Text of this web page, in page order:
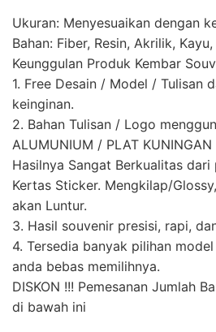
Ukuran: Menyesuaikan dengan
Bahan: Fiber, Resin, Akrilik,
Keunggulan Produk Kembar
1. Free Desain / Model / Tulisan
keinginan.
2. Bahan Tulisan / Logo
ALUMUNIUM / PLAT
Hasilnya Sangat Berkualitas
Kertas Sticker. Mengkilap/
akan Luntur.
3. Hasil souvenir presisi, rapi,
4. Tersedia banyak pilihan
anda bebas memilihnya.
DISKON !!! Pemesanan Jumlah
di bawah ini